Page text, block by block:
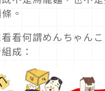
。
看何謂めんちゃん
成：